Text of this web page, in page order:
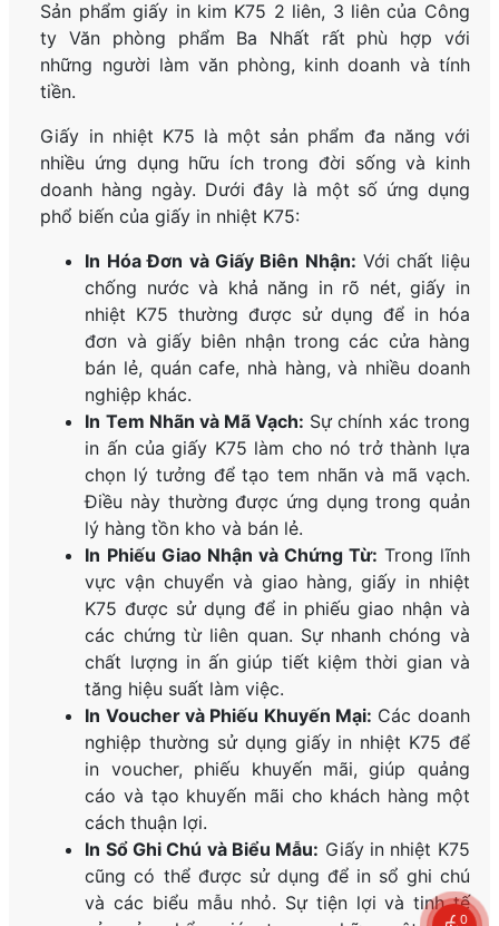
Sản phẩm giấy in kim K75 2 liên, 3 liên của Công
ty Văn phòng phẩm Ba Nhất rất phù hợp với
những người làm văn phòng, kinh doanh và tính
tiền.
Giấy in nhiệt K75 là một sản phẩm đa năng với
nhiều ứng dụng hữu ích trong đời sống và kinh
doanh hàng ngày. Dưới đây là một số ứng dụng
phổ biến của giấy in nhiệt K75:
In Hóa Đơn và Giấy Biên Nhận: Với chất liệu
chống nước và khả năng in rõ nét, giấy in
nhiệt K75 thường được sử dụng để in hóa
đơn và giấy biên nhận trong các cửa hàng
bán lẻ, quán cafe, nhà hàng, và nhiều doanh
nghiệp khác.
In Tem Nhãn và Mã Vạch: Sự chính xác trong
in ấn của giấy K75 làm cho nó trở thành lựa
chọn lý tưởng để tạo tem nhãn và mã vạch.
Điều này thường được ứng dụng trong quản
lý hàng tồn kho và bán lẻ.
In Phiếu Giao Nhận và Chứng Từ: Trong lĩnh
vực vận chuyển và giao hàng, giấy in nhiệt
K75 được sử dụng để in phiếu giao nhận và
các chứng từ liên quan. Sự nhanh chóng và
chất lượng in ấn giúp tiết kiệm thời gian và
tăng hiệu suất làm việc.
In Voucher và Phiếu Khuyến Mại: Các doanh
nghiệp thường sử dụng giấy in nhiệt K75 để
in voucher, phiếu khuyến mãi, giúp quảng
cáo và tạo khuyến mãi cho khách hàng một
cách thuận lợi.
In Sổ Ghi Chú và Biểu Mẫu: Giấy in nhiệt K75
cũng có thể được sử dụng để in sổ ghi chú
và các biểu mẫu nhỏ. Sự tiện lợi và tinh tế
0